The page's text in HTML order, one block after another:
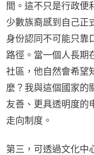
間。這不只是行政便
少數族裔感到自己正
身份認同不可能只靠
路徑。當一個人長期
社區，他自然會希望
麼？我與這個國家的
友善、更具透明度的
走向制度。
第三，可透過文化中